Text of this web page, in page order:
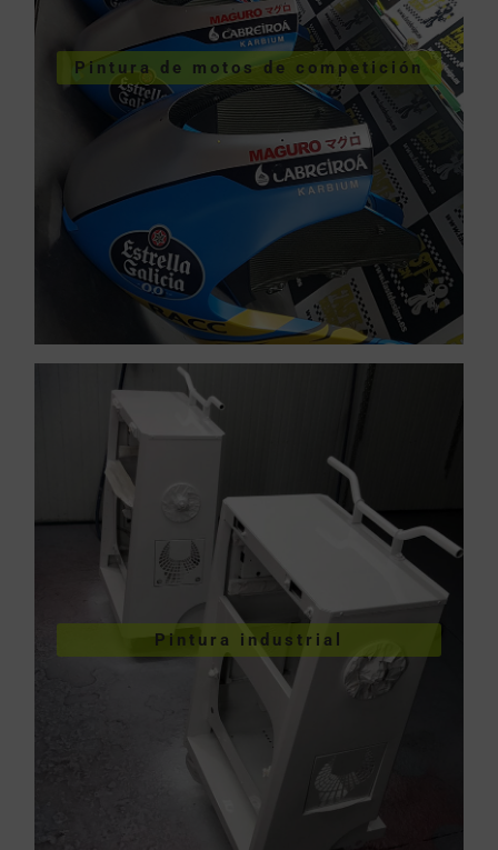
Pintura de motos de competición
Pintura de motos de
competición
VER SERVICIOS URGENTES
Pintura industrial
Pintura de piezas
industriales
VER PINTURA INDUSTRIAL